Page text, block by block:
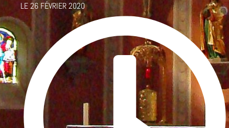
LE26 FÉVRIER 2020